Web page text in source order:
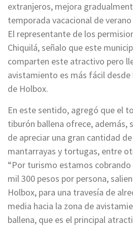
extranjeros, mejora
temporada vacacional de
El representante de los
Chiquilá, señalo que este
comparten este atractivo pero
avistamiento es más fácil desde
de Holbox.
En este sentido, agregó que el
tiburón ballena ofrece, además,
de apreciar una gran cantidad
mantarrayas y tortugas, entre
“Por turismo estamos
mil 300 pesos por persona,
Holbox, para una travesía de
media hacia la zona de
ballena, que es el principal